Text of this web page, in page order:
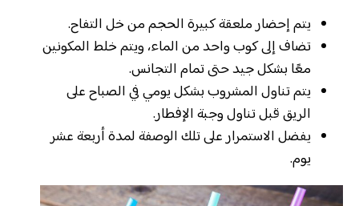
يتم إحضار ملعقة كبيرة الحجم من خل التفاح.
تضاف إلى كوب واحد من الماء، ويتم خلط المكونين
معًا بشكل جيد حتى تمام التجانس.
يتم تناول المشروب بشكل يومي في الصباح على
الريق قبل تناول وجبة الإفطار.
يفضل الاستمرار على تلك الوصفة لمدة أربعة عشر
يوم.